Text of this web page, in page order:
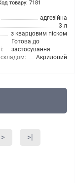
товару: 7181
адгезійна
3 л
з кварцовим піском
Готова до
застосування
Акриловий
> >|